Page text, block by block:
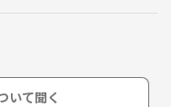
ださい😊
いて聞く